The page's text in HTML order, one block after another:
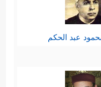
عبد الحكم